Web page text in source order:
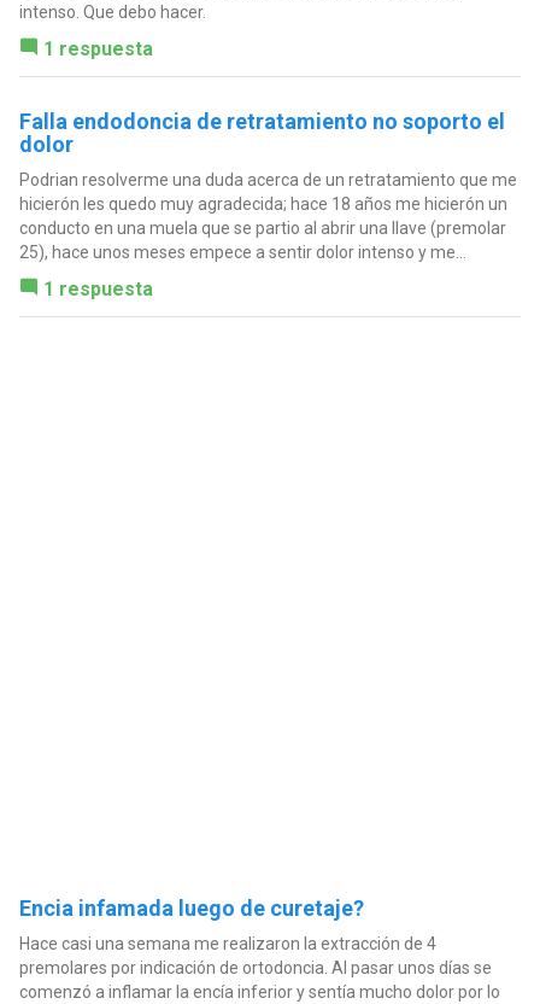
intenso. Que debo hacer.
1 respuesta
Falla endodoncia de retratamiento no soporto el
dolor
Podrian resolverme una duda acerca de un retratamiento que me
hicierón les quedo muy agradecida; hace 18 años me hicierón un
conducto en una muela que se partio al abrir una llave (premolar
25), hace unos meses empece a sentir dolor intenso y me...
1 respuesta
Encia infamada luego de curetaje?
Hace casi una semana me realizaron la extracción de 4
premolares por indicación de ortodoncia. Al pasar unos días se
comenzó a inflamar la encía inferior y sentía mucho dolor por lo